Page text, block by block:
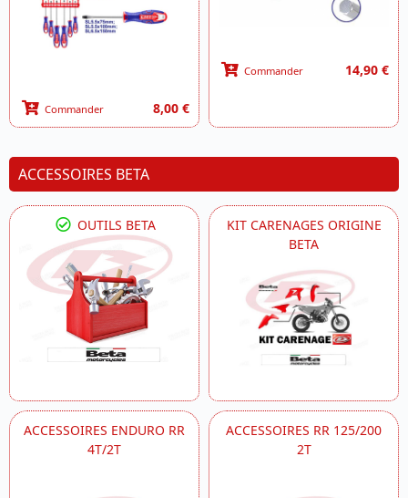
Commander 8,00 €
Commander 14,90 €
ACCESSOIRES BETA
OUTILS BETA
KIT CARENAGES ORIGINE
BETA
ACCESSOIRES ENDURO RR
4T/2T
ACCESSOIRES RR 125/200
2T